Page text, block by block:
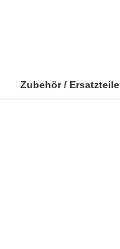
Zubehör / Ersatzteile